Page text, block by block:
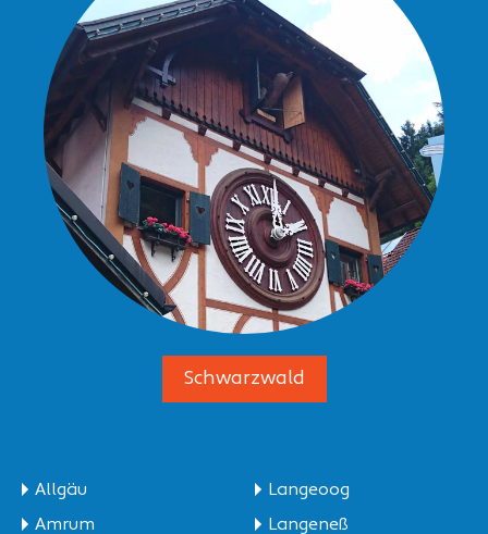
Schwarzwald
Allgäu
Amrum
Langeoog
Langeneß